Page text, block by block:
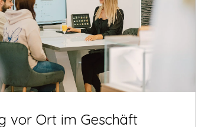
vor Ort im Geschäft